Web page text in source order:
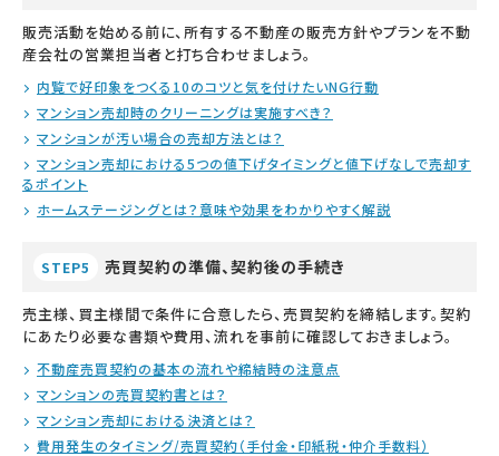
販売活動を始める前に、所有する不動産の販売方針やプランを不動
産会社の営業担当者と打ち合わせましょう。
内覧で好印象をつくる10のコツと気を付けたいNG行動
マンション売却時のクリーニングは実施すべき？
マンションが汚い場合の売却方法とは？
マンション売却における5つの値下げタイミングと値下げなしで売却す
るポイント
ホームステージングとは？意味や効果をわかりやすく解説
STEP5 売買契約の準備、契約後の手続き
売主様、買主様間で条件に合意したら、売買契約を締結します。契約
にあたり必要な書類や費用、流れを事前に確認しておきましょう。
不動産売買契約の基本の流れや締結時の注意点
マンションの売買契約書とは？
マンション売却における決済とは？
費用発生のタイミング/売買契約（手付金・印紙税・仲介手数料）